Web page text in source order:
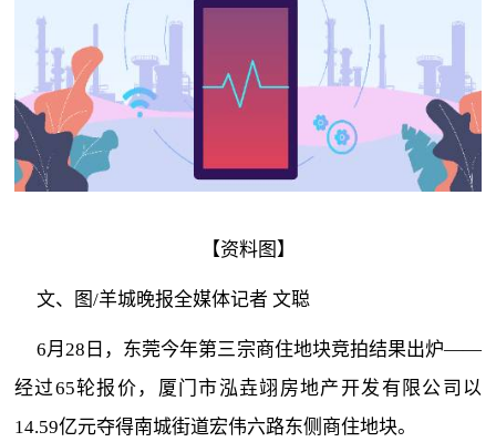
【资料图】
文、图/羊城晚报全媒体记者 文聪
6月28日，东莞今年第三宗商住地块竞拍结果出炉——
经过65轮报价，厦门市泓垚翊房地产开发有限公司以
14.59亿元夺得南城街道宏伟六路东侧商住地块。